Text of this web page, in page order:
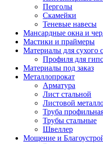
Перголы
Скамейки
Теневые навесы
Мансардные окна и
Мастики и праймеры
Материалы для сухого
Профиля для
Материалы под заказ
Металлопрокат
Арматура
Лист стальной
Листовой
Труба
Трубы стальные
Швеллер
Мощение и